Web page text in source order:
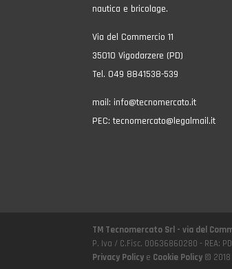
nautica e bricolage.
Via del Commercio 11
35010 Vigodarzere (PD)
Tel. 049 8841538-539
mail: info@tecnomercato.it
PEC:tecnomercato@legalmail.it
TM Tecnomercato Srl - via del
P. Iva / C.Fisc. 00636860280 - REA:
Privacy Policy e Cookie Policy ©